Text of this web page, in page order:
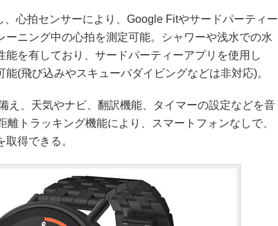
心拍センサーにより、Google Fitやサードパーティー
ーニング中の心拍を測定可能。シャワーや浅水での水
能を有しており、サードパーティーアプリを使用し
(飛び込みやスキューバダイビングなどは非対応)。
え、天気やナビ、翻訳機能、タイマーの設定などを音
離トラッキング機能により、スマートフォンなしで、
得できる。